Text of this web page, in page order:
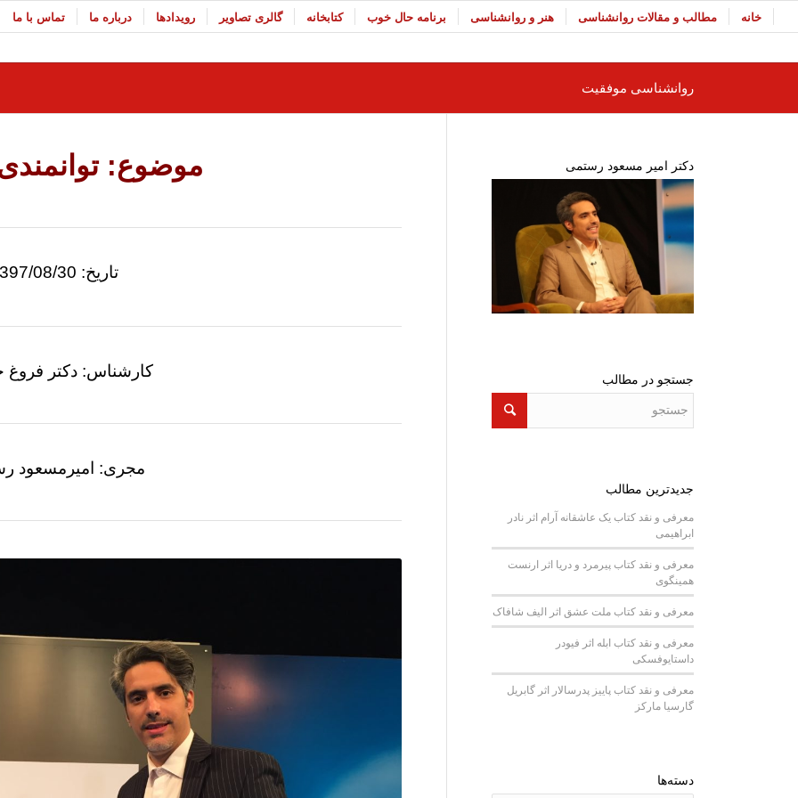
خانه مطالب و مقالات روانشناسی هنر و روانشناسی برنامه حال خوب کتابخانه گالری تصاویر رویدادها درباره ما تماس با ما
روانشناسی موفقیت
موضوع:
تاریخ: 1397/08/30
کارشناس: دکتر
مجری: امیرمسعود
دکتر امیر مسعود رستمی
جستجو در مطالب
جدیدترین مطالب
معرفی و نقد کتاب یک عاشقانه آرام اثر نادر
ابراهیمی
معرفی و نقد کتاب پیرمرد و دریا اثر ارنست
همینگوی
معرفی و نقد کتاب ملت عشق اثر الیف شافاک
معرفی و نقد کتاب ابله اثر فیودر
داستایوفسکی
معرفی و نقد کتاب پاییز پدرسالار اثر گابریل
گارسیا مارکز
دسته‌ها